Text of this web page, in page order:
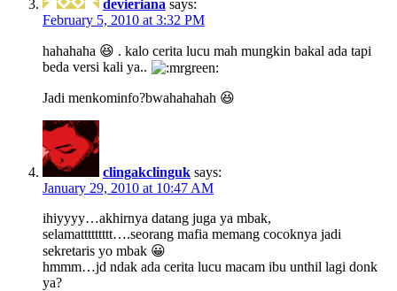
devieriana says:
February 5, 2010 at 3:32 PM
hahahaha 😆 . kalo cerita lucu mah mungkin bakal ada tapi
beda versi kali ya..
Jadi menkominfo?bwahahahah 😆
clingakclinguk says:
January 29, 2010 at 10:47 AM
ihiyyyy…akhirnya datang juga ya mbak,
selamattttttttt….seorang mafia memang cocoknya jadi
sekretaris yo mbak 😀
hmmm…jd ndak ada cerita lucu macam ibu unthil lagi donk
ya?